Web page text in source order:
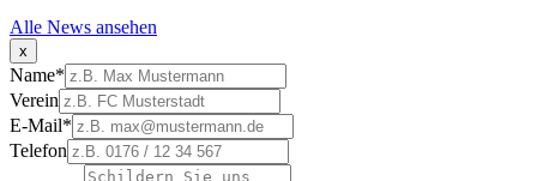
Alle News ansehen
x
Name*
Verein
E-Mail*
Telefon